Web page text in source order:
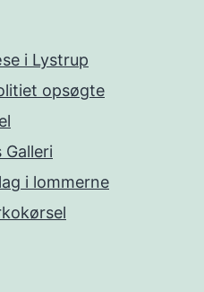
i Lystrup
opsøgte
i lommerne